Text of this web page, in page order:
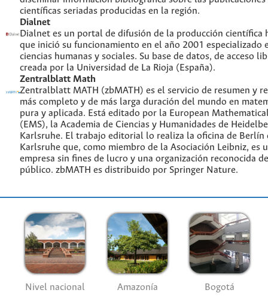
científicas seriadas producidas en la región.
Dialnet
Dialnet es un portal de difusión de la producción científica
que inició su funcionamiento en el año 2001 especializado
ciencias humanas y sociales. Su base de datos, de acceso
creada por la Universidad de La Rioja (España).
Zentralblatt Math
Zentralblatt MATH (zbMATH) es el servicio de resumen y
más completo y de más larga duración del mundo en
pura y aplicada. Está editado por la European
(EMS), la Academia de Ciencias y Humanidades de
Karlsruhe. El trabajo editorial lo realiza la oficina de Berlín
Karlsruhe que, como miembro de la Asociación Leibniz, es
empresa sin fines de lucro y una organización reconocida
público. zbMATH es distribuido por Springer Nature.
Nivel nacional Amazonía Bogotá